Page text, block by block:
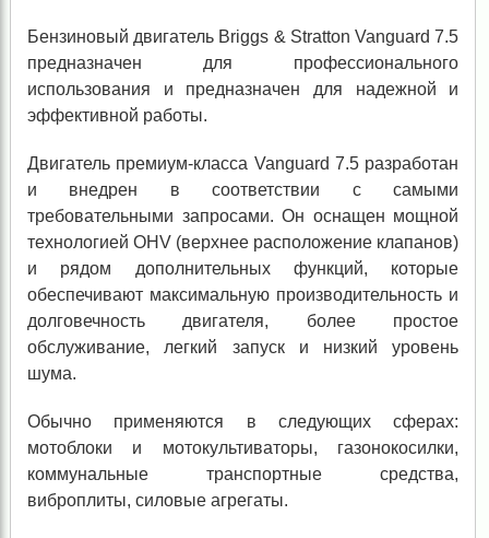
Бензиновый двигатель Briggs & Stratton Vanguard 7.5
предназначен для профессионального
использования и предназначен для надежной и
эффективной работы.
Двигатель премиум-класса Vanguard 7.5 разработан
и внедрен в соответствии с самыми
требовательными запросами. Он оснащен мощной
технологией OHV (верхнее расположение клапанов)
и рядом дополнительных функций, которые
обеспечивают максимальную производительность и
долговечность двигателя, более простое
обслуживание, легкий запуск и низкий уровень
шума.
Обычно применяются в следующих сферах:
мотоблоки и мотокультиваторы, газонокосилки,
коммунальные транспортные средства,
виброплиты, силовые агрегаты.